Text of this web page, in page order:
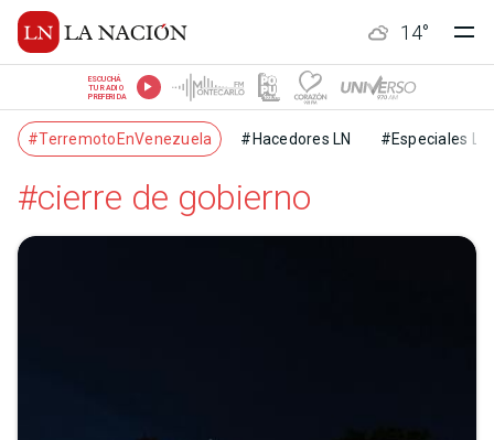
14°
ESCUCHÁ
TU RADIO
PREFERIDA
#TerremotoEnVenezuela #Hacedores LN #Especiales LN
#cierre de gobierno